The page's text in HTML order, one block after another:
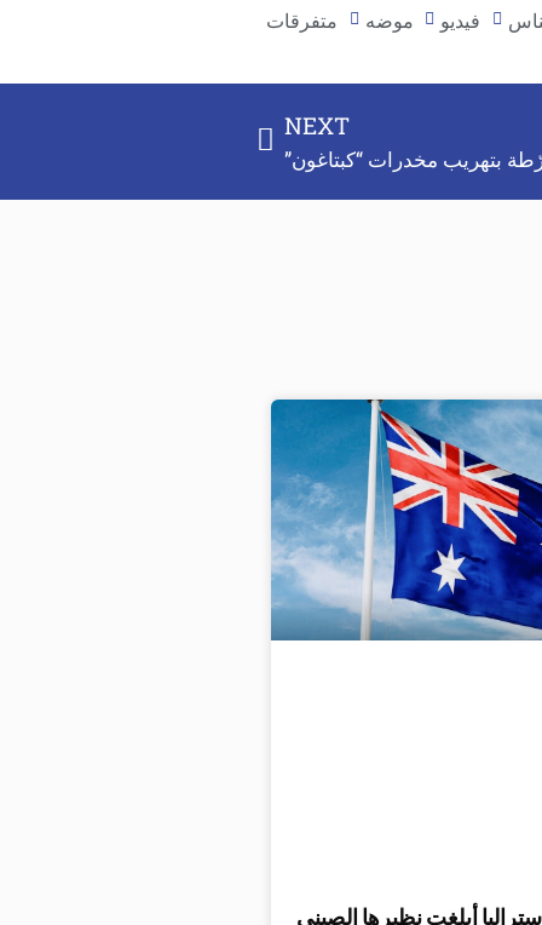
فيديو موضه متفرقات
NEXT
بتهريب مخدرات “كبتاغون”
أبلغت نظيرها الصيني